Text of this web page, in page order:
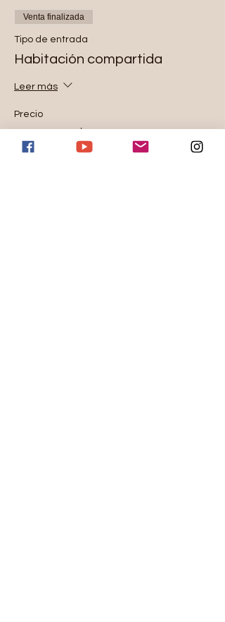
Venta finalizada
Tipo de entrada
Habitación compartida
Leer más
Precio
+12,50 US$ de comisión de servicio de